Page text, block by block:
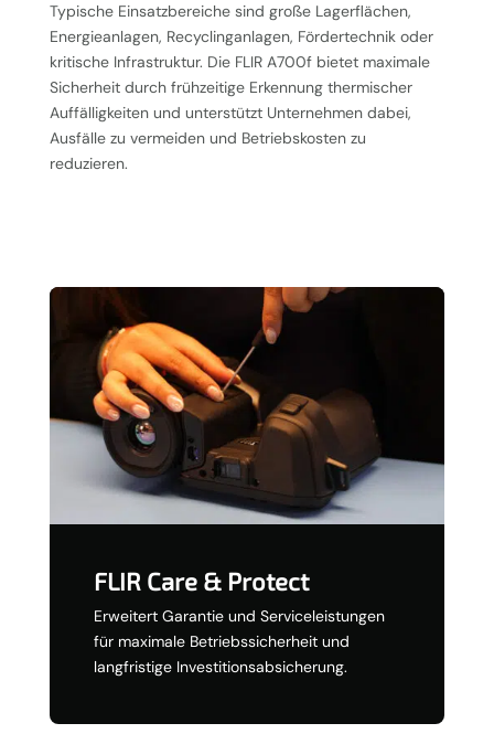
Typische Einsatzbereiche sind große Lagerflächen,
Energieanlagen, Recyclinganlagen, Fördertechnik oder
kritische Infrastruktur. Die FLIR A700f bietet maximale
Sicherheit durch frühzeitige Erkennung thermischer
Auffälligkeiten und unterstützt Unternehmen dabei,
Ausfälle zu vermeiden und Betriebskosten zu
reduzieren.
FLIR Care & Protect
Erweitert Garantie und Serviceleistungen
für maximale Betriebssicherheit und
langfristige Investitionsabsicherung.